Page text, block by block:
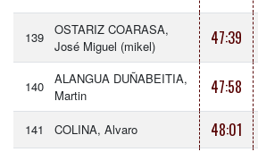
139
OSTARIZ COARASA,
José Miguel (mikel)
47:39
140
ALANGUA DUÑABEITIA,
Martin
47:58
141 COLINA, Alvaro 48:01